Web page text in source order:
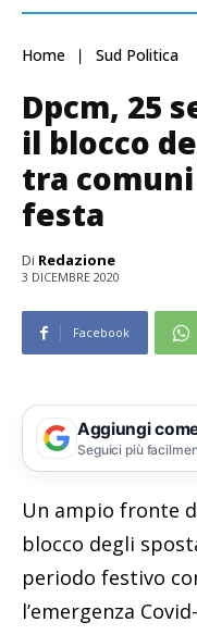
Home Sud Politica
Dpcm, 25
il blocco
tra
festa
Di Redazione
3 DICEMBRE 2020
Facebook
Aggiungi
Seguici più
Un ampio fronte
blocco degli
periodo festivo
l’emergenza